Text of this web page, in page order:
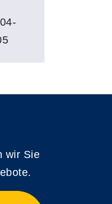
wir Sie